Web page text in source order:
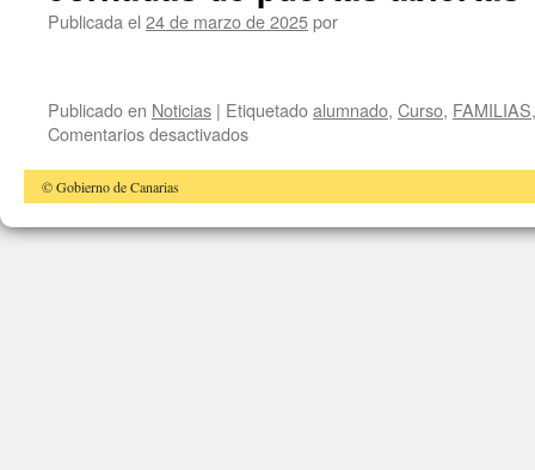
las
Publicada el 24 de marzo de 2025por
Publicado en Noticias | Etiquetadoalumnado, Curso, FAMILIAS
Comentarios desactivadosen
puertas
abiertas
© Gobierno de Canarias